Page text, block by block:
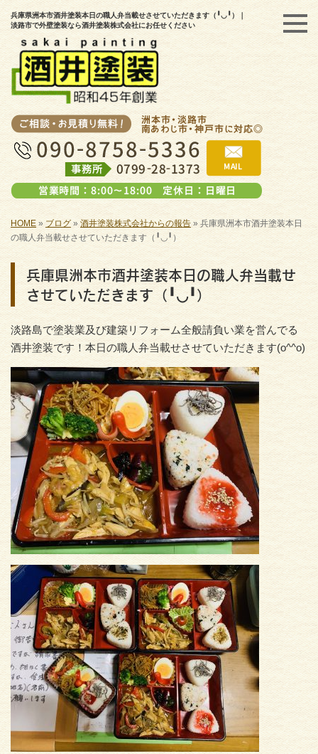
兵庫県洲本市酒井塗装本日の職人弁当載せさせていただきます（╹◡╹）｜
淡路市で外壁塗装なら酒井塗装株式会社にお任せください
HOME » ブログ» 酒井塗装株式会社からの報告 »兵庫県洲本市酒井塗装本日
の職人弁当載せさせていただきます（╹◡╹）
兵庫県洲本市酒井塗装本日の職人弁当載せ
させていただきます（╹◡╹）
淡路島で塗装業及び建築リフォーム全般請負い業を営んでる
酒井塗装です！本日の職人弁当載せさせていただきます(o^^o)